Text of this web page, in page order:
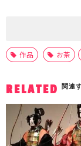
作品 お茶
RELATED 関連